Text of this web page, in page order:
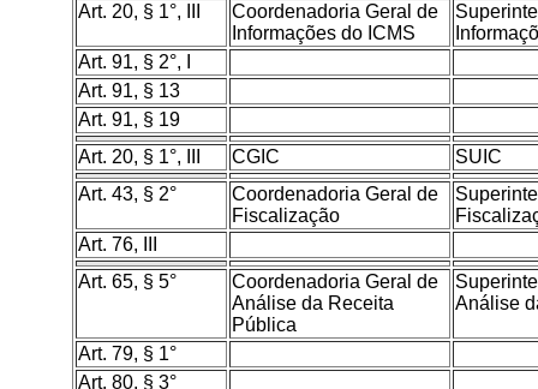
Art. 20, § 1°, III
Coordenadoria Geral de
Informações do ICMS
Art. 91, § 2°, I
Art. 91, § 13
Art. 91, § 19
Art. 20, § 1°, III
CGIC
SUIC
Art. 43, § 2°
Coordenadoria Geral de
Fiscalização
Art. 76, III
Art. 65, § 5°
Coordenadoria Geral de
Análise da Receita
Pública
Análise
Art. 79, § 1°
Art. 80, § 3°